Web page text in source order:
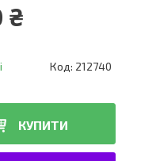
₴
Код: 212740
КУПИТИ